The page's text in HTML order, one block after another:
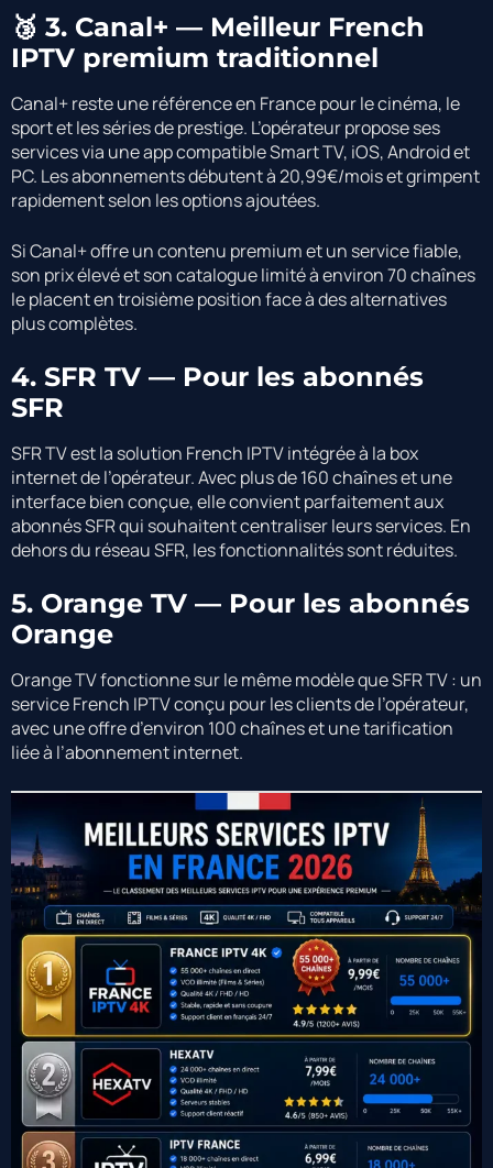
🥉 3. Canal+ — Meilleur French
IPTV premium traditionnel
Canal+ reste une référence en France pour le cinéma, le
sport et les séries de prestige. L’opérateur propose ses
services via une app compatible Smart TV, iOS, Android et
PC. Les abonnements débutent à 20,99€/mois et grimpent
rapidement selon les options ajoutées.
Si Canal+ offre un contenu premium et un service fiable,
son prix élevé et son catalogue limité à environ 70 chaînes
le placent en troisième position face à des alternatives
plus complètes.
4. SFR TV — Pour les abonnés
SFR
SFR TV est la solution French IPTV intégrée à la box
internet de l’opérateur. Avec plus de 160 chaînes et une
interface bien conçue, elle convient parfaitement aux
abonnés SFR qui souhaitent centraliser leurs services. En
dehors du réseau SFR, les fonctionnalités sont réduites.
5. Orange TV — Pour les abonnés
Orange
Orange TV fonctionne sur le même modèle que SFR TV : un
service French IPTV conçu pour les clients de l’opérateur,
avec une offre d’environ 100 chaînes et une tarification
liée à l’abonnement internet.